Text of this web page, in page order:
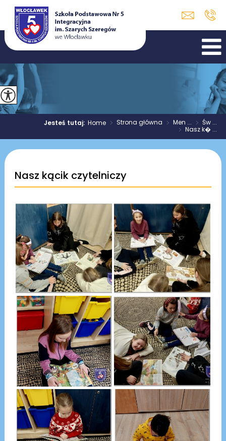
Jesteś tutaj:Home > Strona główna > Men ... > Św ...
> Nasz k� ...
Nasz kącik czytelniczy